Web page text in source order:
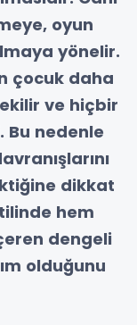
oyun
yönelir.
çocuk daha
ve hiçbir
Bu nedenle
dikkat
hem
dengeli
olduğunu